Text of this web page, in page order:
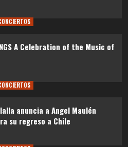
A Celebration of the Music of
anuncia a Angel Maulén
su regreso a Chile